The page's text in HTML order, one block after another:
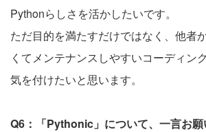
Pythonらしさを活かしたいです。
ただ目的を満たすだけではなく、他者
くてメンテナンスしやすいコーディン
気を付けたいと思います。
Q6：「Pythonic」について、一言お願